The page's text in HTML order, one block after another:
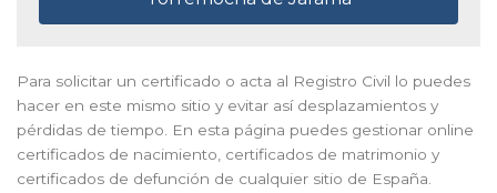
Para solicitar un certificado o acta al Registro Civil lo puedes
hacer en este mismo sitio y evitar así desplazamientos y
pérdidas de tiempo. En esta página puedes gestionar online
certificados de nacimiento, certificados de matrimonio y
certificados de defunción de cualquier sitio de España.